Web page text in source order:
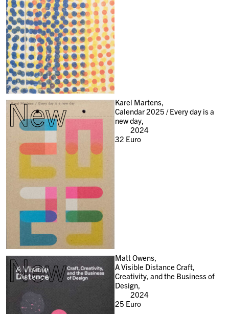
New
Karel Martens,
Calendar 2025 / Every day is a
new day,
2024
32 Euro
New
Matt Owens,
A Visible Distance Craft,
Creativity, and the Business of
Design,
2024
25 Euro